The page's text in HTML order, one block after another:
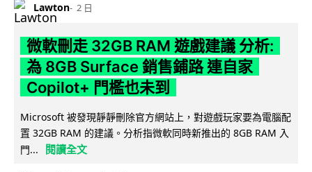
Lawton 2 日
微軟刪走 32GB RAM 遊戲建議 分析:
為 8GB Surface 銷售鋪路 連自家
Copilot+ 門檻也未到
Microsoft 被發現靜靜刪除官方網站上，對遊戲玩家要為電腦配
置 32GB RAM 的建議。分析指微軟同時新推出的 8GB RAM 入
門...
閱讀全文